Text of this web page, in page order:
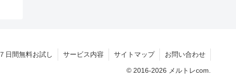
７日間無料お試し サービス内容 サイトマップ お問い合わせ
© 2016-2026 メルトレcom.